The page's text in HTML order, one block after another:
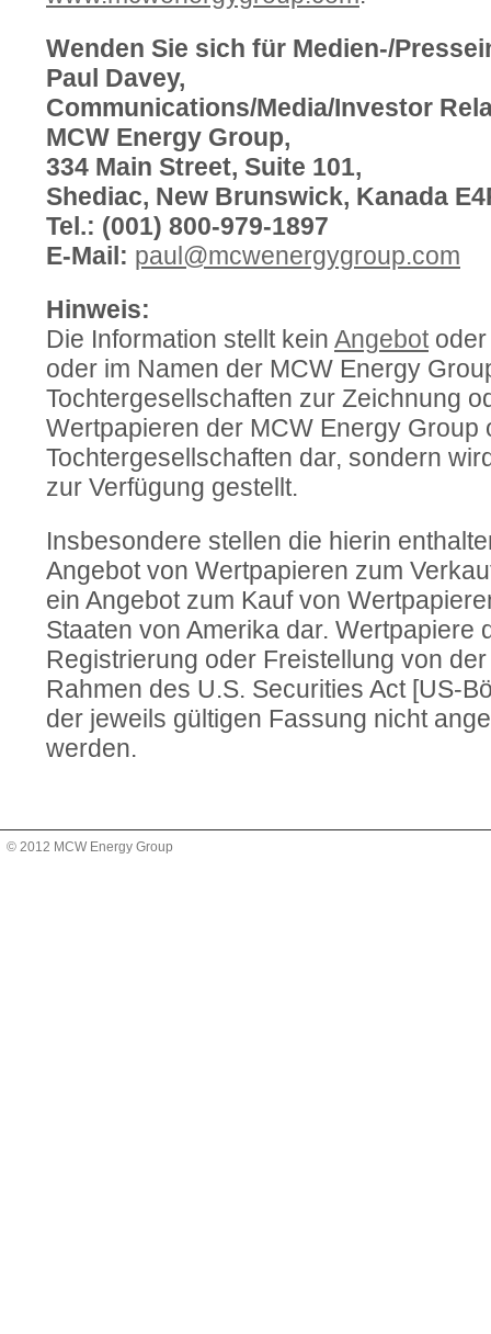
Wenden Sie sich für Medien-/
Paul Davey,
Communications/Media/Investor
MCW Energy Group,
334 Main Street, Suite 101,
Shediac, New Brunswick, Kanada
Tel.: (001) 800-979-1897
E-Mail: paul@mcwenergygroup.com
Hinweis:
Die Information stellt kein Angebotoder
oder im Namen der MCW Energy
Tochtergesellschaften zur Zeichnung
Wertpapieren der MCW Energy Group
Tochtergesellschaften dar, sondern
zur Verfügung gestellt.
Insbesondere stellen die hierin
Angebot von Wertpapieren zum
ein Angebot zum Kauf von
Staaten von Amerika dar. Wertpapiere
Registrierung oder Freistellung von
Rahmen des U.S. Securities Act [US-
der jeweils gültigen Fassung nicht
werden.
© 2012 MCW Energy Group